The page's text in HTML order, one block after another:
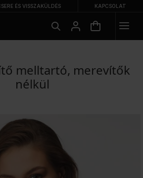
ÉS VISSZAKÜLDÉS KAPCSOLAT
melltartó, merevítők
nélkül